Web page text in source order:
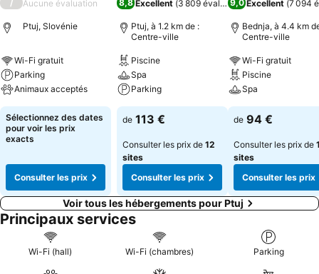
/ Aucune évaluation
Ptuj, Slovénie
Wi-Fi gratuit
Parking
Animaux acceptés
Sélectionnez des dates
pour voir les prix
exacts
Consulter les prix
8,8 Excellent (3 809 évaluations)
Ptuj, à 1.2 km de :
Centre-ville
Piscine
Spa
Parking
de 113 €
Consulter les prix de 12
sites
Consulter les prix
9,0 Excellent (7 094
Bednja, à 4.4 km
Centre-ville
Wi-Fi gratuit
Piscine
Spa
de 94 €
Consulter les prix de
sites
Consulter les prix
Voir tous les hébergements pour Ptuj
Principaux services
Wi-Fi (hall) Wi-Fi (chambres) Parking